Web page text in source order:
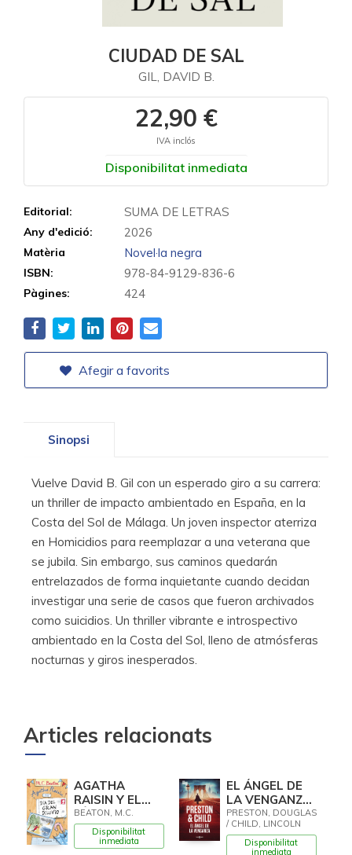
CIUDAD DE SAL
GIL, DAVID B.
22,90 €
IVA inclós
Disponibilitat inmediata
Editorial: SUMA DE LETRAS
Any d'edició: 2026
Matèria Novel·la negra
ISBN: 978-84-9129-836-6
Pàgines: 424
Afegir a favorits
Sinopsi
Vuelve David B. Gil con un esperado giro a su carrera:
un thriller de impacto ambientado en España, en la
Costa del Sol de Málaga. Un joven inspector aterriza
en Homicidios para reemplazar a una veterana que
se jubila. Sin embargo, sus caminos quedarán
entrelazados de forma inquietante cuando decidan
investigar una serie de casos que fueron archivados
como suicidios. Un thriller vibrante e introspectivo
ambientado en la Costa del Sol, lleno de atmósferas
nocturnas y giros inesperados.
Articles relacionats
AGATHA
RAISIN Y EL
DÍA DEL GRAN
DILUVIO
(AGATHA
BEATON, M.C.
Disponibilitat
inmediata
EL ÁNGEL DE
LA VENGANZA
(INSPECTOR
PENDERGAST
PRESTON, DOUGLAS
/ CHILD, LINCOLN
Disponibilitat
inmediata